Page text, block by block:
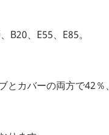
B20、E55、E85。
カバーの両方で42％、